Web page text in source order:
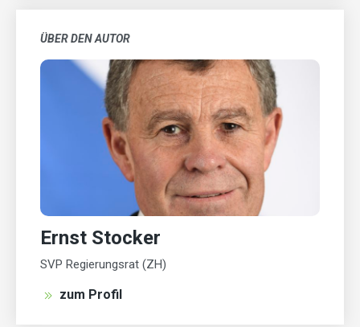
ÜBER DEN AUTOR
Ernst Stocker
SVP Regierungsrat (ZH)
zum Profil